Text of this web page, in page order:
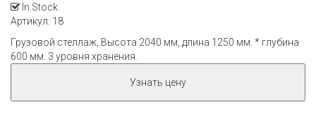
In Stock
Артикул: 18
Грузовой стеллаж, Высота 2040 мм, длина 1250 мм. * глубина
600 мм. 3 уровня хранения.
Узнать цену